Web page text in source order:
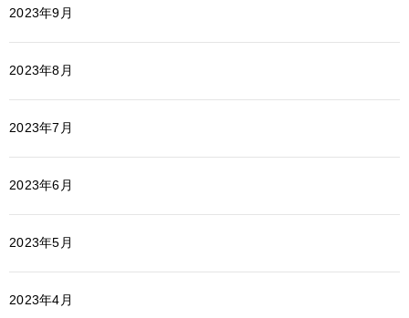
2023年9月
2023年8月
2023年7月
2023年6月
2023年5月
2023年4月